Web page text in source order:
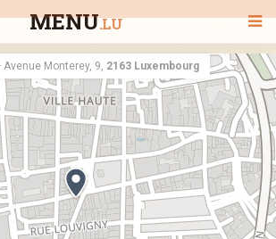
MENU.LU
BIENVENUE
TOUS LES RESTAURANTS
Avenue Monterey, 9, 2163 Luxembourg